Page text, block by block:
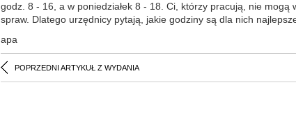
godz. 8 - 16, a w poniedziałek 8 - 18. Ci, którzy pracują, nie mogą
spraw. Dlatego urzędnicy pytają, jakie godziny są dla nich
apa
POPRZEDNI ARTYKUŁ Z WYDANIA